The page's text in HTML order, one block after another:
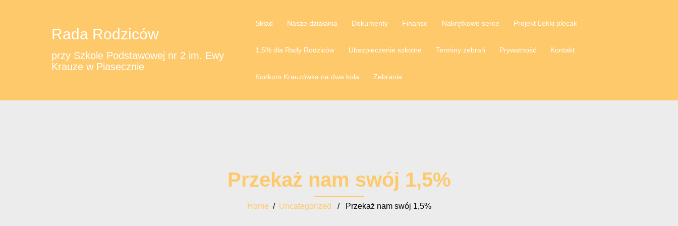
Rada Rodziców
przy Szkole Podstawowej nr 2 im. Ewy
Krauze w Piasecznie
Skład Nasze działania Dokumenty Finanse Nakrętkowe serce Projekt Lekki plecak
1,5% dla Rady Rodziców Ubezpieczenie szkolne Terminy zebrań Prywatność Kontakt
Konkurs Krauzówka na dwa koła Zebrania
Przekaż nam swój 1,5%
Home / Uncategorized / Przekaż nam swój 1,5%